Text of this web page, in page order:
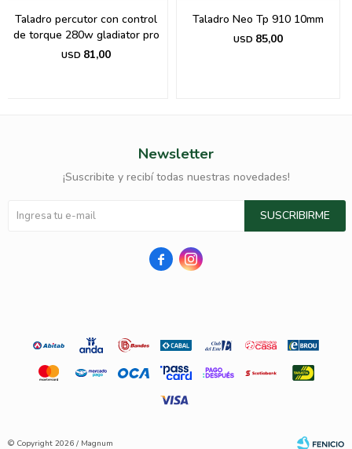
Taladro percutor con control
de torque 280w gladiator pro
USD 81,00
Taladro Neo Tp 910 10mm
USD 85,00
Newsletter
¡Suscribite y recibí todas nuestras novedades!
SUSCRIBIRME
 
© Copyright 2026 / Magnum